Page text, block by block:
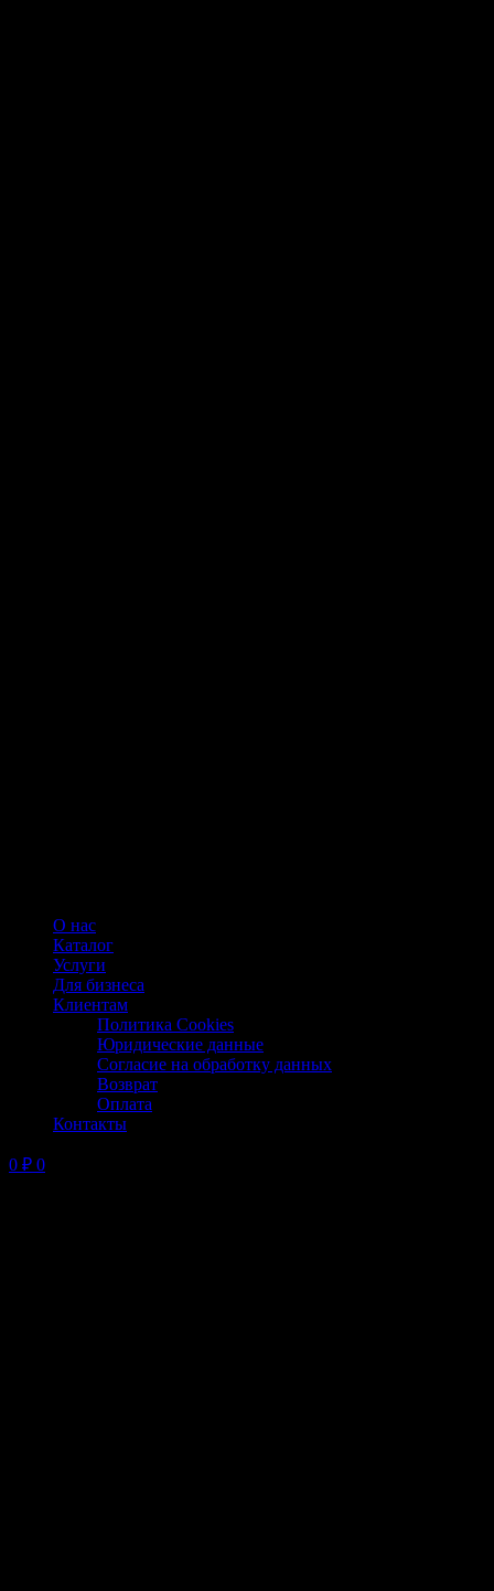
О нас
Каталог
Услуги
Для бизнеса
Клиентам
Политика Cookies
Юридические данные
Согласие на обработку данных
Возврат
Оплата
Контакты
0 ₽ 0